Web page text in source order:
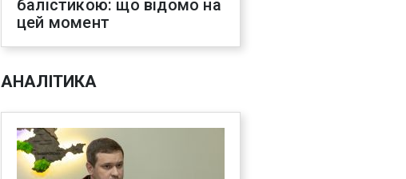
балістикою: що відомо на
цей момент
АНАЛІТИКА